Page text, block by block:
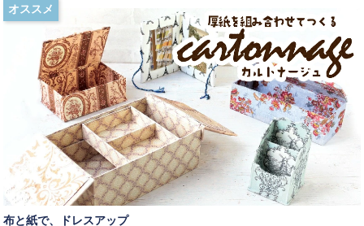
オススメ
布と紙で、ドレスアップ